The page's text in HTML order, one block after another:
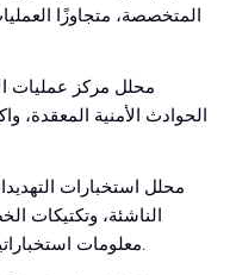
المتخصصة، متجاوزًا
الحوادث الأمنية المعقدة،
محلل استخبارات
الناشئة، وتكتيكات
معلومات استخباراتية قابلة للتنفيذ لتحسين الدفاعات.